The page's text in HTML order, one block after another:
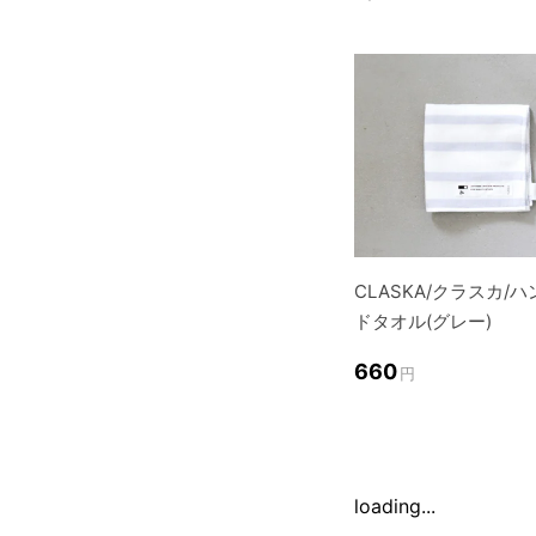
CLASKA/クラスカ/ハ
ドタオル(グレー)
660円
loading...